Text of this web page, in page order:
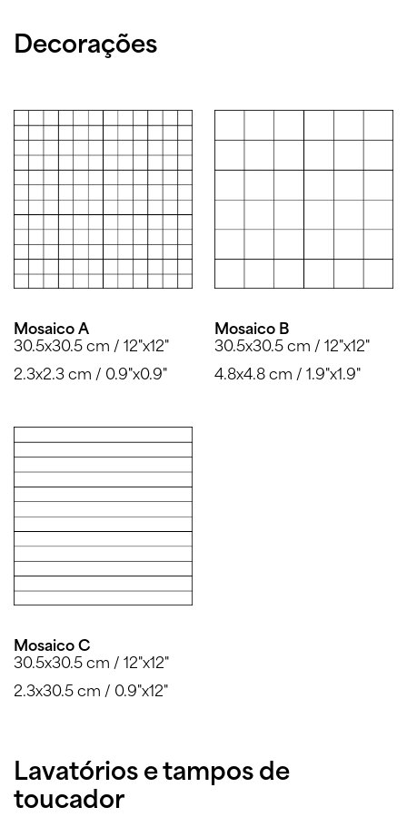
Decorações
Mosaico A
30.5x30.5 cm / 12"x12"
2.3x2.3 cm / 0.9"x0.9"
Mosaico B
30.5x30.5 cm / 12"x12"
4.8x4.8 cm / 1.9"x1.9"
Mosaico C
30.5x30.5 cm / 12"x12"
2.3x30.5 cm / 0.9"x12"
Lavatórios e tampos de
toucador